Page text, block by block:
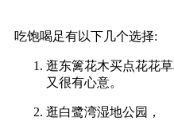
吃饱喝足有以下几个选择:
逛东篱花木买点花花
又很有心意。
逛白鹭湾湿地公园，